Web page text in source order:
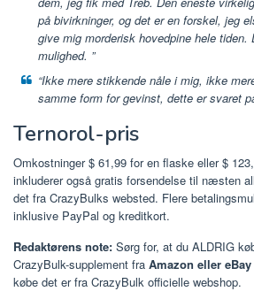
på bivirkninger, og det er en forskel, jeg
give mig morderisk hovedpine hele tiden.
mulighed. ”
“Ikke mere stikkende nåle i mig, ikke
samme form for gevinst, dette er svaret
Ternorol-pris
Omkostninger $ 61,99 for en flaske eller $
inkluderer også gratis forsendelse til næsten
det fra CrazyBulks websted. Flere
inklusive PayPal og kreditkort.
Redaktørens note: Sørg for, at du ALDRIG
CrazyBulk-supplement fra Amazon eller eBay
købe det er fra CrazyBulk officielle webshop.